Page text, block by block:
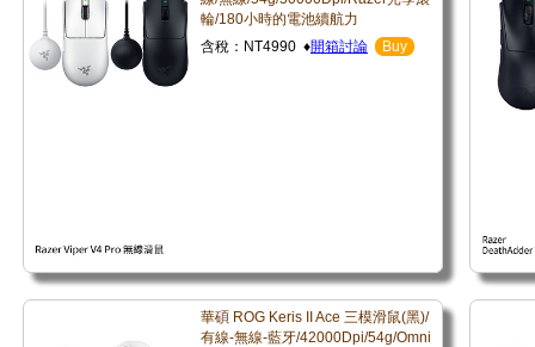
輪/180小時的電池續航力
含稅：NT4990 ♦開箱討論 Buy
華碩 ROG Keris II Ace 三模滑鼠(黑)/
有線-無線-藍牙/42000Dpi/54g/Omni